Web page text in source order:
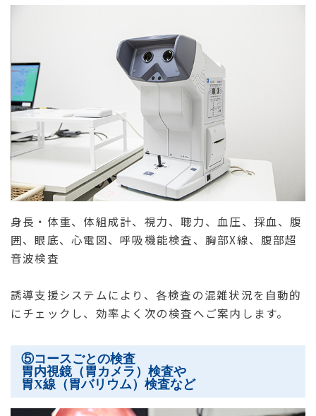
身長・体重、体組成計、視力、聴力、血圧、採血、腹
囲、眼底、心電図、呼吸機能検査、胸部X線、腹部超
音波検査
誘導支援システムにより、各検査の混雑状況を自動的
にチェックし、効率よく次の検査へご案内します。
⑤コースごとの検査
胃内視鏡（胃カメラ）検査や
胃X線（胃バリウム）検査など